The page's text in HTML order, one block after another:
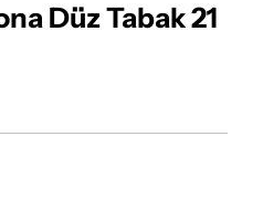
Düz Tabak 21